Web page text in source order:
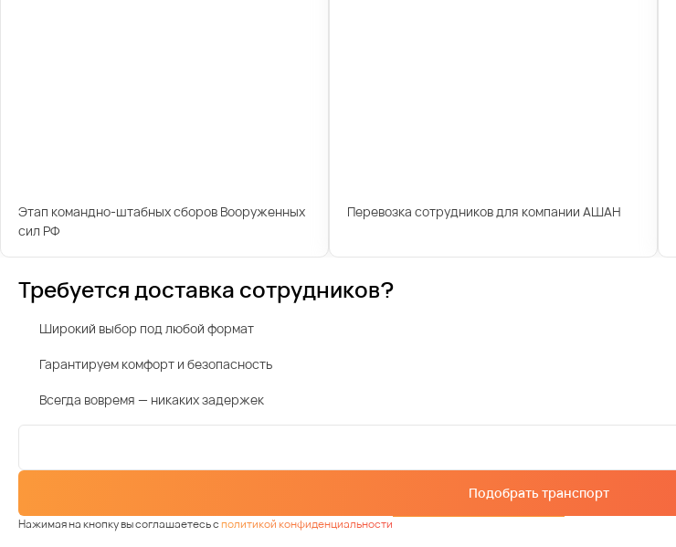
Этап командно-штабных сборов Вооруженных
сил РФ
Перевозка сотрудников для компании АШАН
Требуется доставка сотрудников?
Широкий выбор под любой формат
Гарантируем комфорт и безопасность
Всегда вовремя — никаких задержек
Подобрать транспорт
Нажимая на кнопку вы соглашаетесь сполитикой конфиденциальности